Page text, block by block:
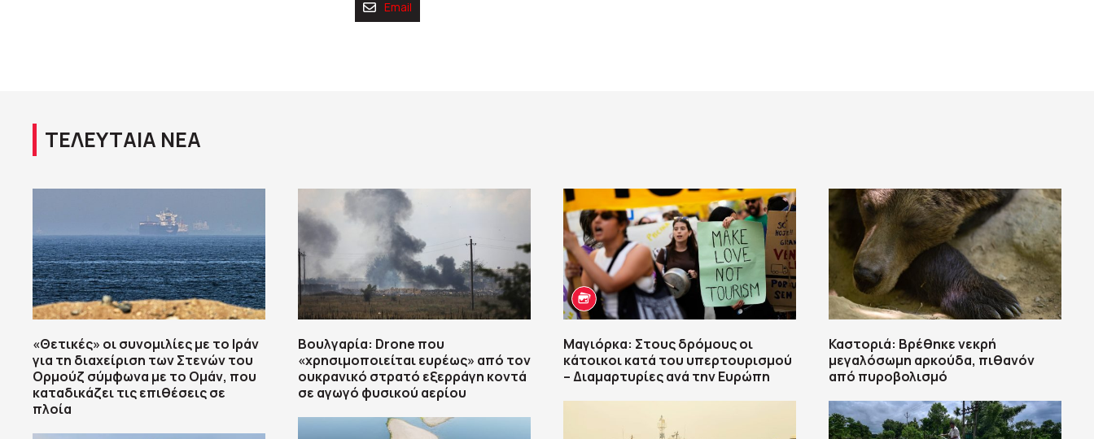
Email
ΤΕΛΕΥΤΑΙΑ ΝΕΑ
«Θετικές» οι συνομιλίες με το Ιράν
για τη διαχείριση των Στενών του
Ορμούζ σύμφωνα με το Ομάν, που
καταδικάζει τις επιθέσεις σε
πλοία
Βουλγαρία: Drone που
«χρησιμοποιείται ευρέως» από τον
ουκρανικό στρατό εξερράγη κοντά
σε αγωγό φυσικού αερίου
Μαγιόρκα: Στους δρόμους οι
κάτοικοι κατά του υπερτουρισμού
– Διαμαρτυρίες ανά την Ευρώπη
Καστοριά: Βρέθηκε νεκρή
μεγαλόσωμη αρκούδα, πιθανόν
από πυροβολισμό